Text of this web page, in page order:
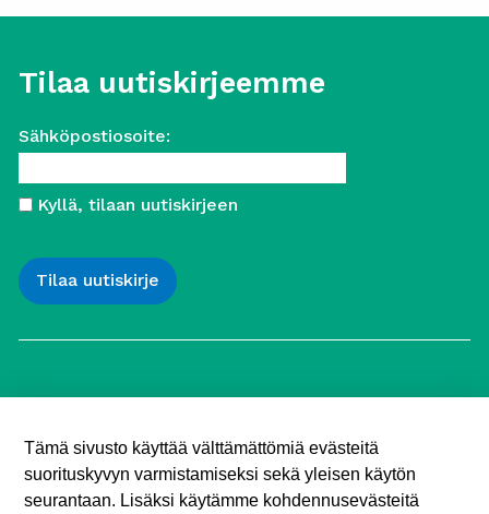
Tilaa uutiskirjeemme
Sähköpostiosoite:
Kyllä, tilaan uutiskirjeen
Työttömien Keskusjärjestö ry
00100 Helsinki
Puh. 040 547 7090
toimisto (@) tyottomat.fi
Tämä sivusto käyttää välttämättömiä evästeitä
suorituskyvyn varmistamiseksi sekä yleisen käytön
seurantaan. Lisäksi käytämme kohdennusevästeitä